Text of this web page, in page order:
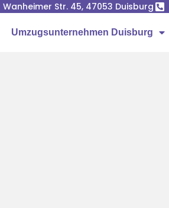
Wanheimer Str. 45, 47053 Duisburg
Umzugsunternehmen Duisburg